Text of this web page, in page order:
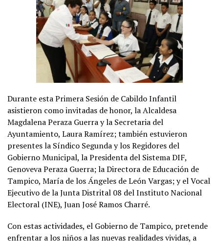
Durante esta Primera Sesión de Cabildo Infantil
asistieron como invitadas de honor, la Alcaldesa
Magdalena Peraza Guerra y la Secretaria del
Ayuntamiento, Laura Ramírez; también estuvieron
presentes la Síndico Segunda y los Regidores del
Gobierno Municipal, la Presidenta del Sistema DIF,
Genoveva Peraza Guerra; la Directora de Educación de
Tampico, María de los Ángeles de León Vargas; y el Vocal
Ejecutivo de la Junta Distrital 08 del Instituto Nacional
Electoral (INE), Juan José Ramos Charré.
Con estas actividades, el Gobierno de Tampico, pretende
enfrentar a los niños a las nuevas realidades vividas, a